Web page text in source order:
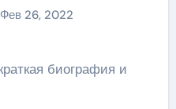
Фев 26, 2022